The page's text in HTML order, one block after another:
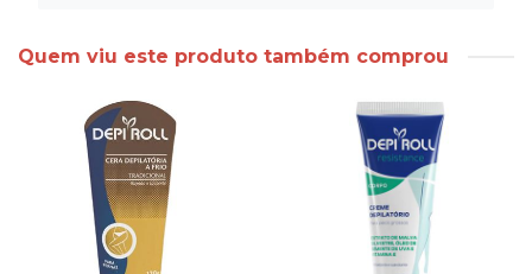
Quem viu este produto também comprou